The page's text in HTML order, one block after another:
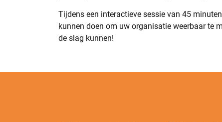
Tijdens een interactieve sessie van 45
kunnen doen om uw organisatie weerbaar te
de slag kunnen!